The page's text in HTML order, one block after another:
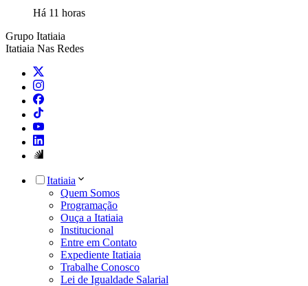
Há 11 horas
Grupo Itatiaia
Itatiaia Nas Redes
Itatiaia
Quem Somos
Programação
Ouça a Itatiaia
Institucional
Entre em Contato
Expediente Itatiaia
Trabalhe Conosco
Lei de Igualdade Salarial